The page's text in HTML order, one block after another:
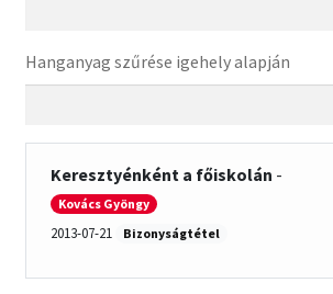
C. H. Spurgeon: Isten ígéreteinek
Carl Eichhorn: Isten műhelyében
Csendes percek
Hanganyag szűrése igehely alapján
Keresztyénként a főiskolán -
Kovács Gyöngy
2013-07-21 Bizonyságtétel